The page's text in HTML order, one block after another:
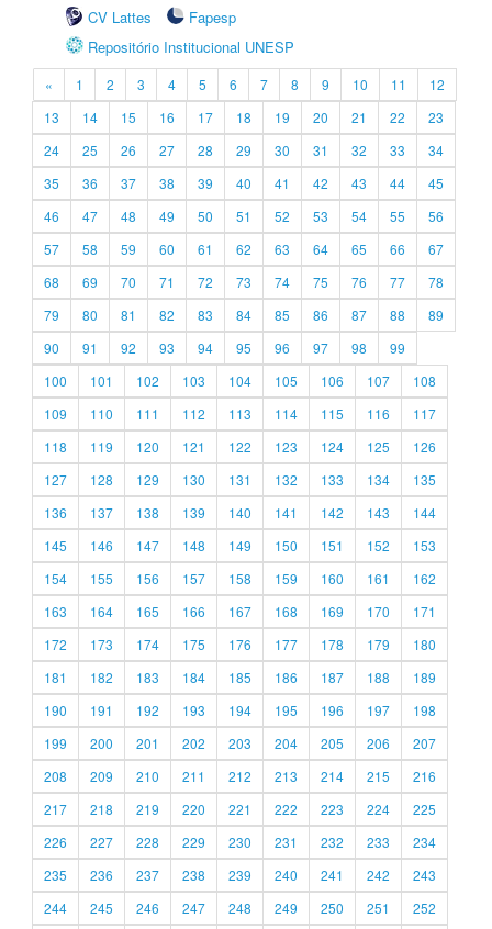
CV Lattes
Fapesp
Repositório Institucional UNESP
« 1 2 3 4 5 6 7 8 9 10 11
12
13
14 15 16 17 18 19 20 21 22
23
24
25 26 27 28 29 30 31 32 33
34
35
36 37 38 39 40 41 42 43 44
45
46
47 48 49 50 51 52 53 54 55
56
57
58 59 60 61 62 63 64 65 66
67
68
69 70 71 72 73 74 75 76 77
78
79
80 81 82 83 84 85 86 87 88
89
90
91 92 93 94 95 96 97 98
99
100
101 102 103 104 105 106 107
108
109
110 111 112 113 114 115 116
117
118
119 120 121 122 123 124 125
126
127
128 129 130 131 132 133 134
135
136
137 138 139 140 141 142 143
144
145
146 147 148 149 150 151 152
153
154
155 156 157 158 159 160 161
162
163
164 165 166 167 168 169 170
171
172
173 174 175 176 177 178 179
180
181
182 183 184 185 186 187 188
189
190
191 192 193 194 195 196 197
198
199
200 201 202 203 204 205 206
207
208
209 210 211 212 213 214 215
216
217
218 219 220 221 222 223 224
225
226
227 228 229 230 231 232 233
234
235
236 237 238 239 240 241 242
243
244
245 246 247 248 249 250 251 252